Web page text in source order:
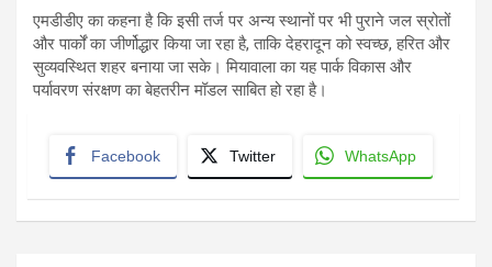
एमडीडीए का कहना है कि इसी तर्ज पर अन्य स्थानों पर भी पुराने जल स्रोतों
और पार्कों का जीर्णोद्धार किया जा रहा है, ताकि देहरादून को स्वच्छ, हरित और
सुव्यवस्थित शहर बनाया जा सके। मियावाला का यह पार्क विकास और
पर्यावरण संरक्षण का बेहतरीन मॉडल साबित हो रहा है।
Facebook Twitter WhatsApp